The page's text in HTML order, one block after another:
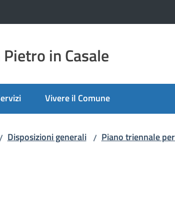
in Casale
Vivere il Comune
Disposizioni generali / Piano triennale